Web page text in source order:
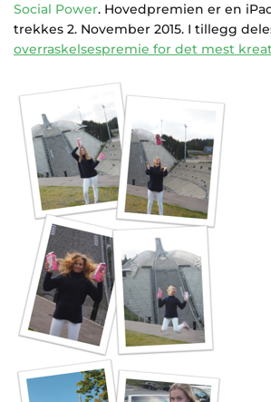
Social Power. Hovedpremien er en
trekkes 2. November 2015. I tillegg
overraskelsespremie for det mest